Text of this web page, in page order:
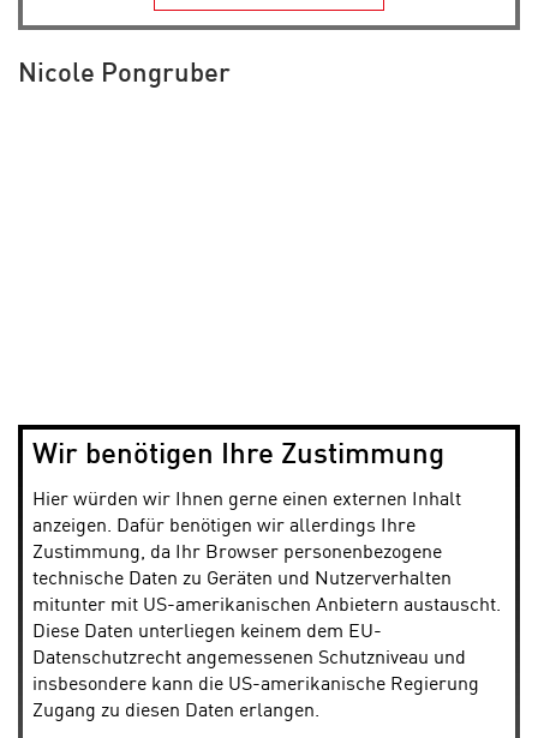
Nicole Pongruber
Wir benötigen Ihre Zustimmung
Hier würden wir Ihnen gerne einen externen Inhalt
anzeigen. Dafür benötigen wir allerdings Ihre
Zustimmung, da Ihr Browser personenbezogene
technische Daten zu Geräten und Nutzerverhalten
mitunter mit US-amerikanischen Anbietern austauscht.
Diese Daten unterliegen keinem dem EU-
Datenschutzrecht angemessenen Schutzniveau und
insbesondere kann die US-amerikanische Regierung
Zugang zu diesen Daten erlangen.